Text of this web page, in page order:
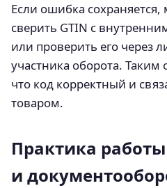
Если ошибка
сверить GTIN с
или проверить его через
участника оборота. Таким
что код корректный и
товаром.
Практика работы
и